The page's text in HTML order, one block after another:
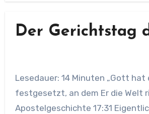
Der Gerichtstag
Lesedauer: 14 Minuten „Gott hat
festgesetzt, an dem Er die Welt
Apostelgeschichte 17:31